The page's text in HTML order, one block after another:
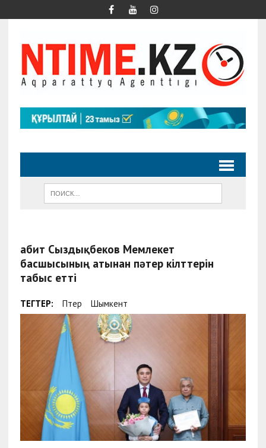
Ғабит Сыздықбеков Мемлекет
басшысының атынан пәтер кілттерін
табыс етті
ТЕГТЕР: Пәтер Шымкент